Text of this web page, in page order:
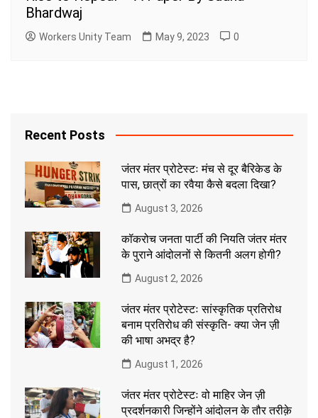
Bhardwaj
Workers Unity Team May 9, 2023 0
Recent Posts
जंतर मंतर प्रोटेस्टः मंच से दूर बैरिकेड के
पास, छात्रों का रवैया कैसे बदला दिखा?
August 3, 2026
कॉकरोच जनता पार्टी की नियति जंतर मंतर
के पुराने आंदोलनों से कितनी अलग होगी?
August 2, 2026
जंतर मंतर प्रोटेस्टः सांस्कृतिक प्रतिरोध
बनाम प्रतिरोध की संस्कृति- क्या जेन ज़ी
की भाषा अभद्र है?
August 1, 2026
जंतर मंतर प्रोटेस्टः वो माहिर जेन ज़ी
प्रदर्शनकारी जिन्होंने आंदोलन के तौर तरीक़े